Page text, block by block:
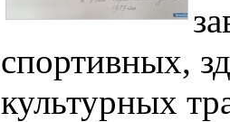
спортивных,
культурных